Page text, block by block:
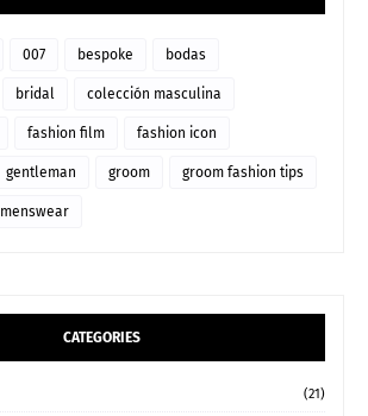
007 bespoke bodas
bridal colección masculina
fashion film fashion icon
gentleman groom groom fashion tips
menswear
CATEGORIES
(21)